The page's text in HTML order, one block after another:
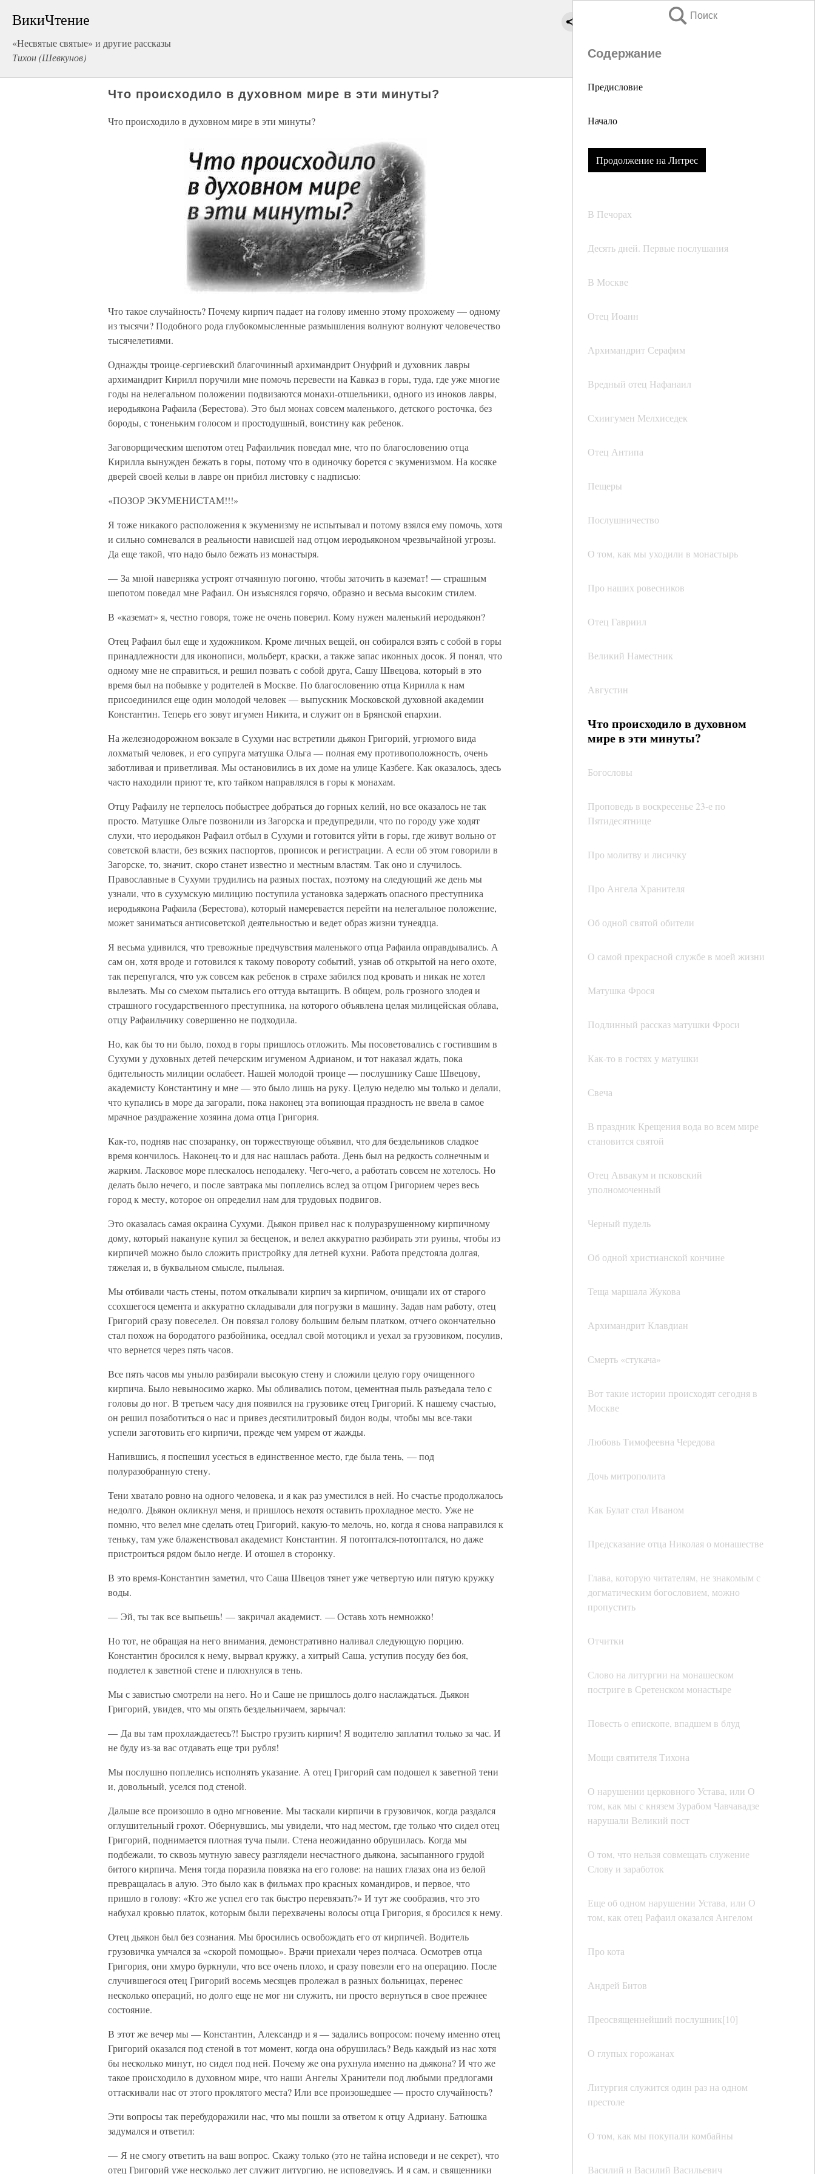
ВикиЧтение
«Несвятые святые» и другие рассказы
Тихон (Шевкунов)
Поиск
Содержание
Предисловие
Начало
Продолжение на Литрес
В Печорах
Десять дней. Первые послушания
В Москве
Отец Иоанн
Архимандрит Серафим
Вредный отец Нафанаил
Схиигумен Мелхиседек
Отец Антипа
Пещеры
Послушничество
О том, как мы уходили в монастырь
Про наших ровесников
Отец Гавриил
Великий Наместник
Августин
Что происходило в духовном
мире в эти минуты?
Богословы
Проповедь в воскресенье 23-е по
Пятидесятнице
Про молитву и лисичку
Про Ангела Хранителя
Об одной святой обители
О самой прекрасной службе в моей жизни
Матушка Фрося
Подлинный рассказ матушки Фроси
Как-то в гостях у матушки
Свеча
В праздник Крещения вода во всем мире
становится святой
Отец Аввакум и псковский
уполномоченный
Черный пудель
Об одной христианской кончине
Теща маршала Жукова
Архимандрит Клавдиан
Смерть «стукача»
Вот такие истории происходят сегодня в
Москве
Любовь Тимофеевна Чередова
Дочь митрополита
Как Булат стал Иваном
Предсказание отца Николая о монашестве
Глава, которую читателям, не знакомым с
догматическим богословием, можно
пропустить
Отчитки
Слово на литургии на монашеском
постриге в Сретенском монастыре
Повесть о епископе, впадшем в блуд
Мощи святителя Тихона
О нарушении церковного Устава, или О
том, как мы с князем Зурабом Чавчавадзе
нарушали Великий пост
О том, что нельзя совмещать служение
Слову и заработок
Еще об одном нарушении Устава, или О
том, как отец Рафаил оказался Ангелом
Про кота
Андрей Битов
Преосвященнейший послушник[10]
О глупых горожанах
Литургия служится один раз на одном
престоле
О том, как мы покупали комбайны
Василий и Василий Васильевич
Что происходило в духовном мире в эти минуты?
Что происходило в духовном мире в эти минуты?
Что такое случайность? Почему кирпич падает на голову именно этому прохожему — одному
из тысячи? Подобного рода глубокомысленные размышления волнуют волнуют человечество
тысячелетиями.
Однажды троице-сергиевский благочинный архимандрит Онуфрий и духовник лавры
архимандрит Кирилл поручили мне помочь перевести на Кавказ в горы, туда, где уже многие
годы на нелегальном положении подвизаются монахи-отшельники, одного из иноков лавры,
иеродьякона Рафаила (Берестова). Это был монах совсем маленького, детского росточка, без
бороды, с тоненьким голосом и простодушный, воистину как ребенок.
Заговорщическим шепотом отец Рафаильчик поведал мне, что по благословению отца
Кирилла вынужден бежать в горы, потому что в одиночку борется с экуменизмом. На косяке
дверей своей кельи в лавре он прибил листовку с надписью:
«ПОЗОР ЭКУМЕНИСТАМ!!!»
Я тоже никакого расположения к экуменизму не испытывал и потому взялся ему помочь, хотя
и сильно сомневался в реальности нависшей над отцом иеродьяконом чрезвычайной угрозы.
Да еще такой, что надо было бежать из монастыря.
— За мной наверняка устроят отчаянную погоню, чтобы заточить в каземат! — страшным
шепотом поведал мне Рафаил. Он изъяснялся горячо, образно и весьма высоким стилем.
В «каземат» я, честно говоря, тоже не очень поверил. Кому нужен маленький иеродьякон?
Отец Рафаил был еще и художником. Кроме личных вещей, он собирался взять с собой в горы
принадлежности для иконописи, мольберт, краски, а также запас иконных досок. Я понял, что
одному мне не справиться, и решил позвать с собой друга, Сашу Швецова, который в это
время был на побывке у родителей в Москве. По благословению отца Кирилла к нам
присоединился еще один молодой человек — выпускник Московской духовной академии
Константин. Теперь его зовут игумен Никита, и служит он в Брянской епархии.
На железнодорожном вокзале в Сухуми нас встретили дьякон Григорий, угрюмого вида
лохматый человек, и его супруга матушка Ольга — полная ему противоположность, очень
заботливая и приветливая. Мы остановились в их доме на улице Казбеге. Как оказалось, здесь
часто находили приют те, кто тайком направлялся в горы к монахам.
Отцу Рафаилу не терпелось побыстрее добраться до горных келий, но все оказалось не так
просто. Матушке Ольге позвонили из Загорска и предупредили, что по городу уже ходят
слухи, что иеродьякон Рафаил отбыл в Сухуми и готовится уйти в горы, где живут вольно от
советской власти, без всяких паспортов, прописок и регистрации. А если об этом говорили в
Загорске, то, значит, скоро станет известно и местным властям. Так оно и случилось.
Православные в Сухуми трудились на разных постах, поэтому на следующий же день мы
узнали, что в сухумскую милицию поступила установка задержать опасного преступника
иеродьякона Рафаила (Берестова), который намеревается перейти на нелегальное положение,
может заниматься антисоветской деятельностью и ведет образ жизни тунеядца.
Я весьма удивился, что тревожные предчувствия маленького отца Рафаила оправдывались. А
сам он, хотя вроде и готовился к такому повороту событий, узнав об открытой на него охоте,
так перепугался, что уж совсем как ребенок в страхе забился под кровать и никак не хотел
вылезать. Мы со смехом пытались его оттуда вытащить. В общем, роль грозного злодея и
страшного государственного преступника, на которого объявлена целая милицейская облава,
отцу Рафаильчику совершенно не подходила.
Но, как бы то ни было, поход в горы пришлось отложить. Мы посоветовались с гостившим в
Сухуми у духовных детей печерским игуменом Адрианом, и тот наказал ждать, пока
бдительность милиции ослабеет. Нашей молодой троице — послушнику Саше Швецову,
академисту Константину и мне — это было лишь на руку. Целую неделю мы только и делали,
что купались в море да загорали, пока наконец эта вопиющая праздность не ввела в самое
мрачное раздражение хозяина дома отца Григория.
Как-то, подняв нас спозаранку, он торжествующе объявил, что для бездельников сладкое
время кончилось. Наконец-то и для нас нашлась работа. День был на редкость солнечным и
жарким. Ласковое море плескалось неподалеку. Чего-чего, а работать совсем не хотелось. Но
делать было нечего, и после завтрака мы поплелись вслед за отцом Григорием через весь
город к месту, которое он определил нам для трудовых подвигов.
Это оказалась самая окраина Сухуми. Дьякон привел нас к полуразрушенному кирпичному
дому, который накануне купил за бесценок, и велел аккуратно разбирать эти руины, чтобы из
кирпичей можно было сложить пристройку для летней кухни. Работа предстояла долгая,
тяжелая и, в буквальном смысле, пыльная.
Мы отбивали часть стены, потом откалывали кирпич за кирпичом, очищали их от старого
ссохшегося цемента и аккуратно складывали для погрузки в машину. Задав нам работу, отец
Григорий сразу повеселел. Он повязал голову большим белым платком, отчего окончательно
стал похож на бородатого разбойника, оседлал свой мотоцикл и уехал за грузовиком, посулив,
что вернется через пять часов.
Все пять часов мы уныло разбирали высокую стену и сложили целую гору очищенного
кирпича. Было невыносимо жарко. Мы обливались потом, цементная пыль разъедала тело с
головы до ног. В третьем часу дня появился на грузовике отец Григорий. К нашему счастью,
он решил позаботиться о нас и привез десятилитровый бидон воды, чтобы мы все-таки
успели заготовить его кирпичи, прежде чем умрем от жажды.
Напившись, я поспешил усесться в единственное место, где была тень, — под
полуразобранную стену.
Тени хватало ровно на одного человека, и я как раз уместился в ней. Но счастье продолжалось
недолго. Дьякон окликнул меня, и пришлось нехотя оставить прохладное место. Уже не
помню, что велел мне сделать отец Григорий, какую-то мелочь, но, когда я снова направился к
теньку, там уже блаженствовал академист Константин. Я потоптался-потоптался, но даже
пристроиться рядом было негде. И отошел в сторонку.
В это время-Константин заметил, что Саша Швецов тянет уже четвертую или пятую кружку
воды.
— Эй, ты так все выпьешь! — закричал академист. — Оставь хоть немножко!
Но тот, не обращая на него внимания, демонстративно наливал следующую порцию.
Константин бросился к нему, вырвал кружку, а хитрый Саша, уступив посуду без боя,
подлетел к заветной стене и плюхнулся в тень.
Мы с завистью смотрели на него. Но и Саше не пришлось долго наслаждаться. Дьякон
Григорий, увидев, что мы опять бездельничаем, зарычал:
— Да вы там прохлаждаетесь?! Быстро грузить кирпич! Я водителю заплатил только за час. И
не буду из-за вас отдавать еще три рубля!
Мы послушно поплелись исполнять указание. А отец Григорий сам подошел к заветной тени
и, довольный, уселся под стеной.
Дальше все произошло в одно мгновение. Мы таскали кирпичи в грузовичок, когда раздался
оглушительный грохот. Обернувшись, мы увидели, что над местом, где только что сидел отец
Григорий, поднимается плотная туча пыли. Стена неожиданно обрушилась. Когда мы
подбежали, то сквозь мутную завесу разглядели несчастного дьякона, засыпанного грудой
битого кирпича. Меня тогда поразила повязка на его голове: на наших глазах она из белой
превращалась в алую. Это было как в фильмах про красных командиров, и первое, что
пришло в голову: «Кто же успел его так быстро перевязать?» И тут же сообразив, что это
набухал кровью платок, которым были перехвачены волосы отца Григория, я бросился к нему.
Отец дьякон был без сознания. Мы бросились освобождать его от кирпичей. Водитель
грузовичка умчался за «скорой помощью». Врачи приехали через полчаса. Осмотрев отца
Григория, они хмуро буркнули, что все очень плохо, и сразу повезли его на операцию. После
случившегося отец Григорий восемь месяцев пролежал в разных больницах, перенес
несколько операций, но долго еще не мог ни служить, ни просто вернуться в свое прежнее
состояние.
В этот же вечер мы — Константин, Александр и я — задались вопросом: почему именно отец
Григорий оказался под стеной в тот момент, когда она обрушилась? Ведь каждый из нас хотя
бы несколько минут, но сидел под ней. Почему же она рухнула именно на дьякона? И что же
такое происходило в духовном мире, что наши Ангелы Хранители под любыми предлогами
оттаскивали нас от этого проклятого места? Или все произошедшее — просто случайность?
Эти вопросы так перебудоражили нас, что мы пошли за ответом к отцу Адриану. Батюшка
задумался и ответил:
— Я не смогу ответить на ваш вопрос. Скажу только (это не тайна исповеди и не секрет), что
отец Григорий уже несколько лет служит литургию, не исповедуясь. И я сам, и священники